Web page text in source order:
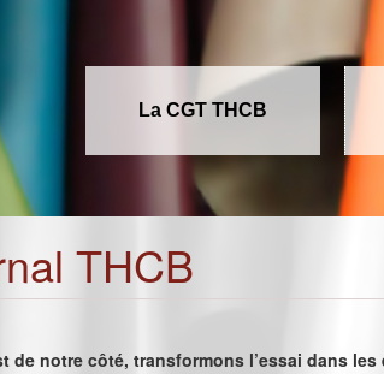
La CGT THCB
THCB
de notre côté, transformons l’essai dans